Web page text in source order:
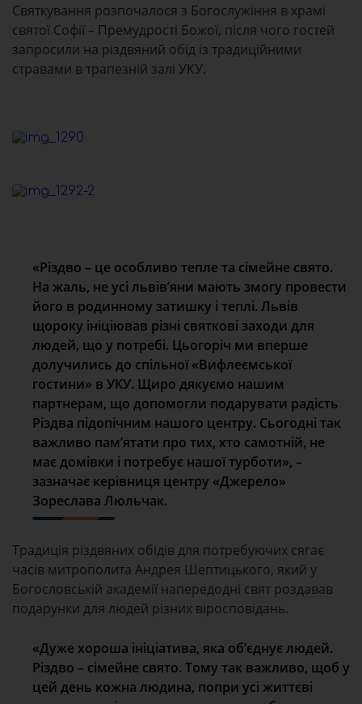
Святкування розпочалося з Богослужіння в храмі
святої Софії – Премудрості Божої, після чого гостей
запросили на різдвяний обід із традиційними
стравами в трапезній залі УКУ.
«Різдво – це особливо тепле та сімейне свято.
На жаль, не усі львів’яни мають змогу провести
його в родинному затишку і теплі. Львів
щороку ініціював різні святкові заходи для
людей, що у потребі. Цьогоріч ми вперше
долучились до спільної «Вифлеємської
гостини» в УКУ. Щиро дякуємо нашим
партнерам, що допомогли подарувати радість
Різдва підопічним нашого центру. Сьогодні так
важливо пам’ятати про тих, хто самотній, не
має домівки і потребує нашої турботи», –
зазначає керівниця центру «Джерело»
Зореслава Люльчак.
Традиція різдвяних обідів для потребуючих сягає
часів митрополита Андрея Шептицького, який у
Богословській академії напередодні свят роздавав
подарунки для людей різних віросповідань.
«Дуже хороша ініціатива, яка об’єднує людей.
Різдво – сімейне свято. Тому так важливо, щоб у
цей день кожна людина, попри усі життєві